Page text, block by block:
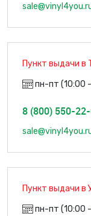
Пункт выдачи
пн-пт (10:00
8 (800) 550-
Пункт выдачи в
пн-пт (10:00